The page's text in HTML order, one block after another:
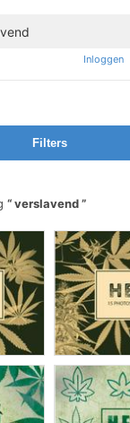
Inloggen
Filters
verslavend